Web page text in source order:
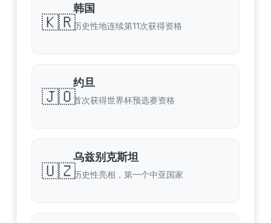
🇰🇷
韩国
历史性地连续第11次获得资格
🇯🇴
约旦
首次获得世界杯预选赛资格
🇺🇿
乌兹别克斯坦
历史性亮相，第一个中亚国家